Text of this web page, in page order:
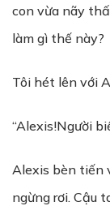
con vừa nãy
làm gì thế này?
Tôi hét lên với
“Alexis!Người
Alexis bèn tiến
ngừng rơi. Cậu